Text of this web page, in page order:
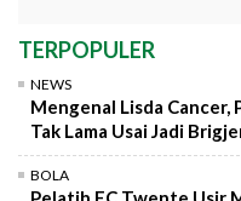
TERPOPULER
NEWS
Mengenal Lisda Cancer,
Tak Lama Usai Jadi
BOLA